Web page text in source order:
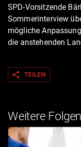
SPD-Vorsitzende
Sommerinterview
mögliche
die anstehenden
share TEILEN
Weitere Folgen